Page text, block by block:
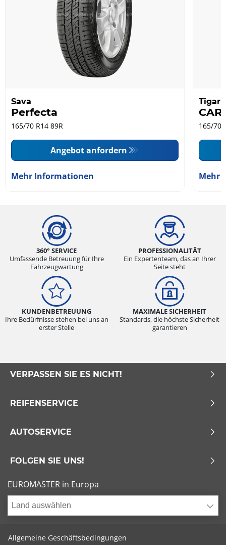
Sava
Perfecta
165/70 R14 89R
Angebot anfordern
Mehr Informationen
Tigar
165/70
Mehr
360° SERVICE
Umfassende Betreuung für Ihre
Fahrzeugwartung
PROFESSIONALITÄT
Ein Expertenteam, das an Ihrer
Seite steht
KUNDENBETREUUNG
Ihre Bedürfnisse stehen bei uns an
erster Stelle
MAXIMALE SICHERHEIT
Standards, die höchste Sicherheit
garantieren
VERPASSEN SIE ES NICHT!
REIFENSERVICE
AUTOSERVICE
FOLGEN SIE UNS!
EUROMASTER in Europa
Land auswählen
Allgemeine Geschäftsbedingungen